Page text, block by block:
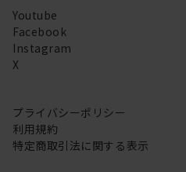
Youtube
Facebook
Instagram
X
プライバシーポリシー
利用規約
特定商取引法に関する表示